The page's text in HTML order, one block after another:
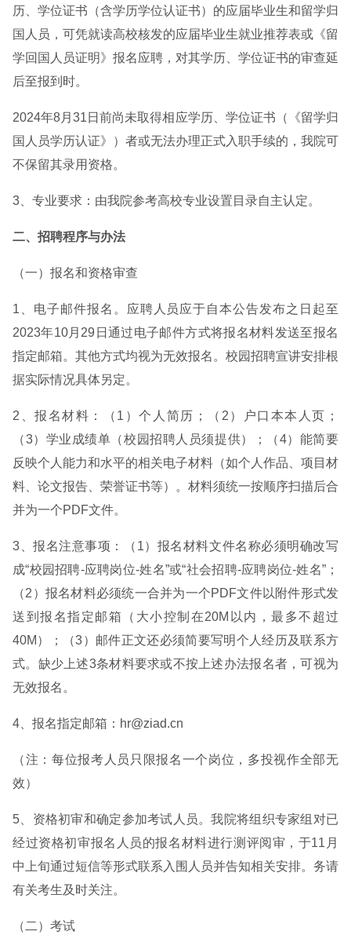
历、学位证书（含学历学位认证书）的应届毕业生和留学归
国人员，可凭就读高校核发的应届毕业生就业推荐表或《留
学回国人员证明》报名应聘，对其学历、学位证书的审查延
后至报到时。
2024年8月31日前尚未取得相应学历、学位证书（《留学归
国人员学历认证》）者或无法办理正式入职手续的，我院可
不保留其录用资格。
3、专业要求：由我院参考高校专业设置目录自主认定。
二、招聘程序与办法
（一）报名和资格审查
1、电子邮件报名。应聘人员应于自本公告发布之日起至
2023年10月29日通过电子邮件方式将报名材料发送至报名
指定邮箱。其他方式均视为无效报名。校园招聘宣讲安排根
据实际情况具体另定。
2、报名材料：（1）个人简历；（2）户口本本人页；
（3）学业成绩单（校园招聘人员须提供）；（4）能简要
反映个人能力和水平的相关电子材料（如个人作品、项目材
料、论文报告、荣誉证书等）。材料须统一按顺序扫描后合
并为一个PDF文件。
3、报名注意事项：（1）报名材料文件名称必须明确改写
成“校园招聘-应聘岗位-姓名”或“社会招聘-应聘岗位-姓名”；
（2）报名材料必须统一合并为一个PDF文件以附件形式发
送到报名指定邮箱（大小控制在20M以内，最多不超过
40M）；（3）邮件正文还必须简要写明个人经历及联系方
式。缺少上述3条材料要求或不按上述办法报名者，可视为
无效报名。
4、报名指定邮箱：hr@ziad.cn
（注：每位报考人员只限报名一个岗位，多投视作全部无
效）
5、资格初审和确定参加考试人员。我院将组织专家组对已
经过资格初审报名人员的报名材料进行测评阅审，于11月
中上旬通过短信等形式联系入围人员并告知相关安排。务请
有关考生及时关注。
（二）考试